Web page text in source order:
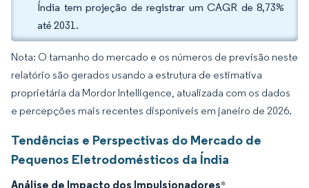
Índia tem projeção de registrar um CAGR de 8,73%
até 2031.
Nota: O tamanho do mercado e os números de previsão neste
relatório são gerados usando a estrutura de estimativa
proprietária da Mordor Intelligence, atualizada com os dados
e percepções mais recentes disponíveis em janeiro de 2026.
Tendências e Perspectivas do Mercado de
Pequenos Eletrodomésticos da Índia
Análise de Impacto dos Impulsionadores*